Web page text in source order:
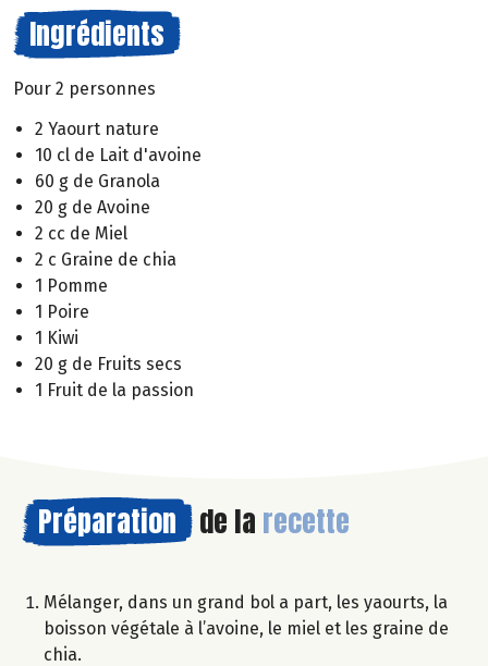
Ingrédients
Pour 2 personnes
2 Yaourt nature
10 cl de Lait d'avoine
60 g de Granola
20 g de Avoine
2 cc de Miel
2 c Graine de chia
1 Pomme
1 Poire
1 Kiwi
20 g de Fruits secs
1 Fruit de la passion
Préparation de la recette
Mélanger, dans un grand bol a part, les yaourts, la
boisson végétale à l’avoine, le miel et les graine de
chia.